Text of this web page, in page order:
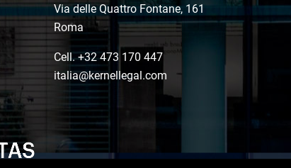
Via delle Quattro Fontane, 161
Roma
Cell. +32 473 170 447
italia@kernellegal.com